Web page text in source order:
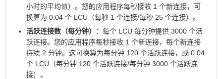
小时的平均值）。您的应用程序每秒接收 1 个新连接，可
换算为 0.04 个 LCU（每秒 1 个连接/每秒 25 个连接）。
活跃连接数（每分钟）
：每个 LCU 每分钟提供 3000 个活
跃连接。您的应用程序每秒接收 1 个新连接，每个新连接
持续 2 分钟。这可换算为每分钟 120 个活跃连接，或 0.04
个 LCU（每分钟 120 个活跃连接/每分钟 3000 个活跃连
接）。